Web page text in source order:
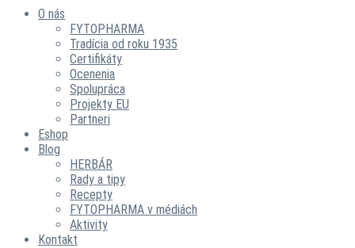
O nás
FYTOPHARMA
Tradícia od roku 1935
Certifikáty
Ocenenia
Spolupráca
Projekty EU
Partneri
Eshop
Blog
HERBÁR
Rady a tipy
Recepty
FYTOPHARMA v médiách
Aktivity
Kontakt